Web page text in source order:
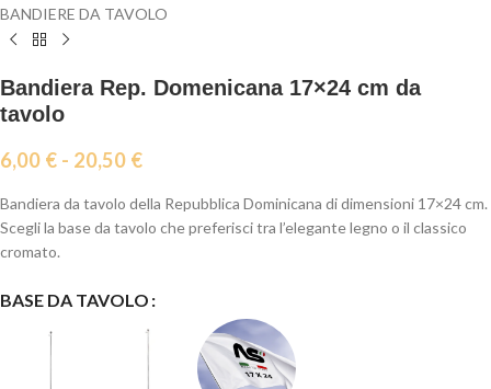
BANDIERE DA TAVOLO
Bandiera Rep. Domenicana 17×24 cm da
tavolo
6,00 € - 20,50 €
Bandiera da tavolo della Repubblica Dominicana di dimensioni 17×24 cm.
Scegli la base da tavolo che preferisci tra l’elegante legno o il classico
cromato.
BASE DA TAVOLO